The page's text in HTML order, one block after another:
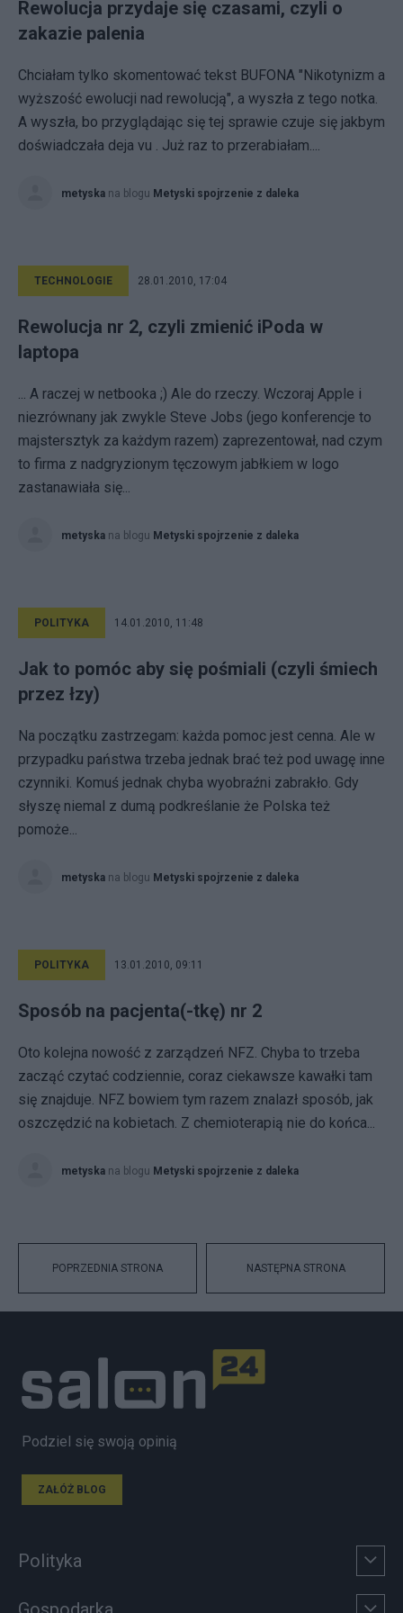
Rewolucja przydaje się czasami, czyli o
zakazie palenia
Chciałam tylko skomentować tekst BUFONA "Nikotynizm a
wyższość ewolucji nad rewolucją", a wyszła z tego notka.
A wyszła, bo przyglądając się tej sprawie czuje się jakbym
doświadczała deja vu . Już raz to przerabiałam....
metyska na blogu Metyski spojrzenie z daleka
TECHNOLOGIE 28.01.2010, 17:04
Rewolucja nr 2, czyli zmienić iPoda w
laptopa
... A raczej w netbooka ;) Ale do rzeczy. Wczoraj Apple i
niezrównany jak zwykle Steve Jobs (jego konferencje to
majstersztyk za każdym razem) zaprezentował, nad czym
to firma z nadgryzionym tęczowym jabłkiem w logo
zastanawiała się...
metyska na blogu Metyski spojrzenie z daleka
POLITYKA 14.01.2010, 11:48
Jak to pomóc aby się pośmiali (czyli śmiech
przez łzy)
Na początku zastrzegam: każda pomoc jest cenna. Ale w
przypadku państwa trzeba jednak brać też pod uwagę inne
czynniki. Komuś jednak chyba wyobraźni zabrakło. Gdy
słyszę niemal z dumą podkreślanie że Polska też
pomoże...
metyska na blogu Metyski spojrzenie z daleka
POLITYKA 13.01.2010, 09:11
Sposób na pacjenta(-tkę) nr 2
Oto kolejna nowość z zarządzeń NFZ. Chyba to trzeba
zacząć czytać codziennie, coraz ciekawsze kawałki tam
się znajduje. NFZ bowiem tym razem znalazł sposób, jak
oszczędzić na kobietach. Z chemioterapią nie do końca...
metyska na blogu Metyski spojrzenie z daleka
POPRZEDNIA STRONA NASTĘPNA STRONA
Podziel się swoją opinią
ZAŁÓŻ BLOG
Polityka